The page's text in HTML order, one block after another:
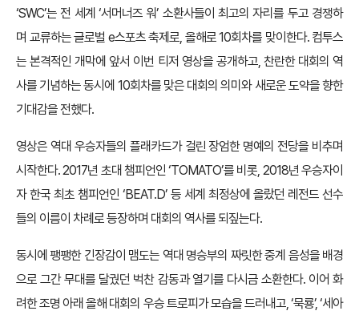
‘SWC’는 전 세계 ‘서머너즈 워’ 소환사들이 최고의 자리를 두고 경쟁하
며 교류하는 글로벌 e스포츠 축제로, 올해로 10회차를 맞이한다. 컴투스
는 본격적인 개막에 앞서 이번 티저 영상을 공개하고, 찬란한 대회의 역
사를 기념하는 동시에 10회차를 맞은 대회의 의미와 새로운 도약을 향한
기대감을 전했다.
영상은 역대 우승자들의 플래카드가 걸린 장엄한 명예의 전당을 비추며
시작한다. 2017년 초대 챔피언인 ‘TOMATO’를 비롯, 2018년 우승자이
자 한국 최초 챔피언인 ‘BEAT.D’ 등 세계 최정상에 올랐던 레전드 선수
들의 이름이 차례로 등장하며 대회의 역사를 되짚는다.
동시에 팽팽한 긴장감이 맴도는 역대 명승부의 짜릿한 중계 음성을 배경
으로 그간 무대를 달궜던 벅찬 감동과 열기를 다시금 소환한다. 이어 화
려한 조명 아래 올해 대회의 우승 트로피가 모습을 드러내고, ‘묵룡’, ‘세아